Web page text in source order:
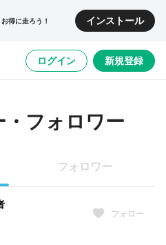
得に走ろう！ インストール
ログイン 新規登録
フォロワー
フォロワー
フォロー